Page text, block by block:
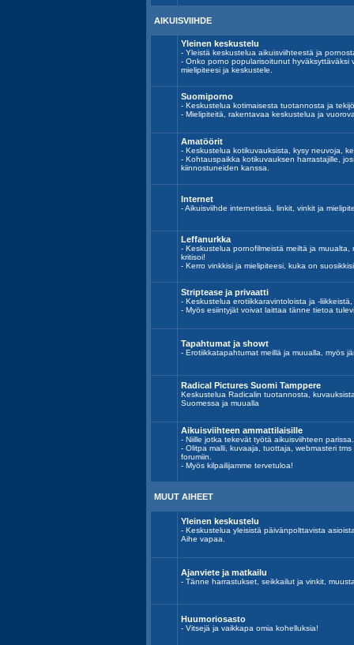
AIKUISVIIHDE
Yleinen keskustelu
- Yleistä keskustelua aikuisviihteestä ja
- Onko porno popularisoitunut hyväksyttäväksi
mielipiteesi ja keskustele.
Suomiporno
- Keskustelua kotimaisesta tuotannosta ja
- Mielipiteitä, rakentavaa keskustelua ja
Amatöörit
- Keskustelua kotikuvauksista, kysy neuvoja,
- Kohtauspaikka kotikuvauksen harrastajille,
kiinnostuneiden kanssa.
Internet
- Aikuisviihde internetissä, linkit, vinkit ja
Leffanurkka
- Keskustelua pornofilmeistä meiltä ja
kritisoi!
- Kerro vinkkisi ja mielipiteesi, kuka on
Striptease ja privaatti
- Keskustelua erotiikkaravintoloista ja -
- Myös esiintyjät voivat laittaa tänne tietoa
Tapahtumat ja showt
- Erotiikkatapahtumat meillä ja muualla, myös
Radical Pictures Suomi Tamppere
Keskustelua Radicalin tuotannosta,
Suomessa ja muualla
Aikuisviihteen ammattilaisille
- Niille jotka tekevät työtä aikuisviihteen parissa.
- Olitpa malli, kuvaaja, tuottaja, webmasteri
forumiin.
- Myös kilpailijamme tervetuloa!
MUUT AIHEET
Yleinen keskustelu
- Keskustelua yleisistä päivänpolttavista
Aihe vapaa.
Ajanviete ja matkailu
- Tänne harrastukset, seikkailut ja vinkit,
Huumoriosasto
- Vitsejä ja vaikkapa omia kohelluksia!